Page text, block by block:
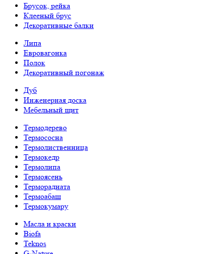
Брусок, рейка
Клееный брус
Декоративные балки
Липа
Евровагонка
Полок
Декоративный погонаж
Дуб
Инженерная доска
Мебельный щит
Термодерево
Термососна
Термолиственница
Термокедр
Термолипа
Термоясень
Терморадиата
Термоабаш
Термокумару
Масла и краски
Biofa
Teknos